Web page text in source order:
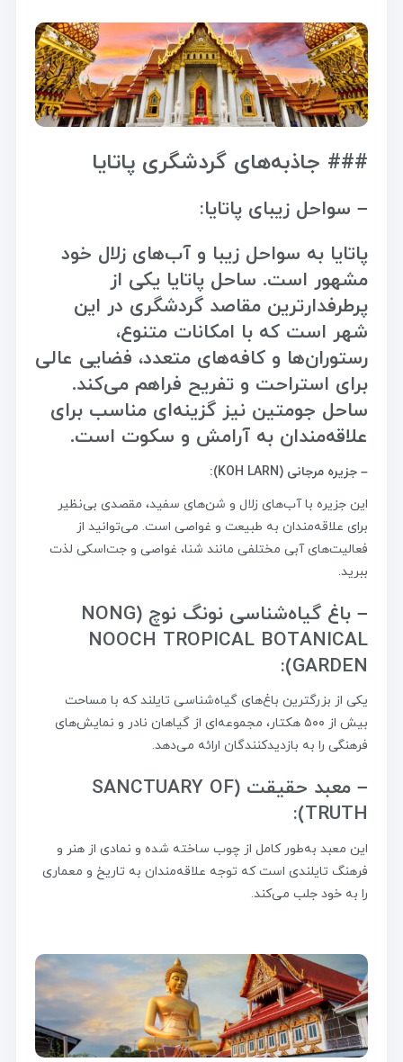
### جاذبه‌های گردشگری پاتایا
– سواحل زیبای پاتایا:
پاتایا به سواحل زیبا و آب‌های زلال خود
مشهور است. ساحل پاتایا یکی از
پرطرفدارترین مقاصد گردشگری در این
شهر است که با امکانات متنوع،
رستوران‌ها و کافه‌های متعدد، فضایی عالی
برای استراحت و تفریح فراهم می‌کند.
ساحل جومتین نیز گزینه‌ای مناسب برای
علاقه‌مندان به آرامش و سکوت است.
– جزیره مرجانی (KOH LARN):
این جزیره با آب‌های زلال و شن‌های سفید، مقصدی بی‌نظیر
برای علاقه‌مندان به طبیعت و غواصی است. می‌توانید از
فعالیت‌های آبی مختلفی مانند شنا، غواصی و جت‌اسکی لذت
ببرید.
– باغ گیاه‌شناسی نونگ نوچ (NONG
NOOCH TROPICAL BOTANICAL
GARDEN):
یکی از بزرگترین باغ‌های گیاه‌شناسی تایلند که با مساحت
بیش از ۵۰۰ هکتار، مجموعه‌ای از گیاهان نادر و نمایش‌های
فرهنگی را به بازدیدکنندگان ارائه می‌دهد.
– معبد حقیقت (SANCTUARY OF
TRUTH):
این معبد به‌طور کامل از چوب ساخته شده و نمادی از هنر و
فرهنگ تایلندی است که توجه علاقه‌مندان به تاریخ و معماری
را به خود جلب می‌کند.